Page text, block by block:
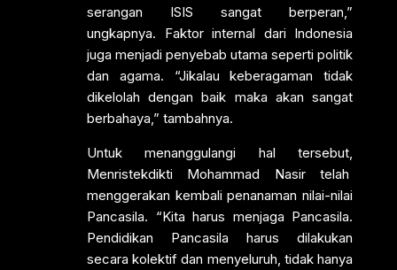
serangan ISIS sangat berperan,”
ungkapnya. Faktor internal dari Indonesia
juga menjadi penyebab utama seperti politik
dan agama. “Jikalau keberagaman tidak
dikelolah dengan baik maka akan sangat
berbahaya,” tambahnya.
Untuk menanggulangi hal tersebut,
Menristekdikti Mohammad Nasir telah
menggerakan kembali penanaman nilai-nilai
Pancasila. “Kita harus menjaga Pancasila.
Pendidikan Pancasila harus dilakukan
secara kolektif dan menyeluruh, tidak hanya